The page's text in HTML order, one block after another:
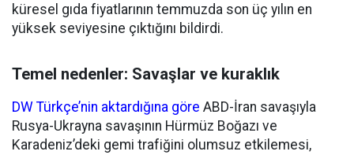
küresel gıda fiyatlarının temmuzda son üç yılın en
yüksek seviyesine çıktığını bildirdi.
Temel nedenler: Savaşlar ve kuraklık
DW Türkçe’nin aktardığına göre ABD-İran savaşıyla
Rusya-Ukrayna savaşının Hürmüz Boğazı ve
Karadeniz’deki gemi trafiğini olumsuz etkilemesi,